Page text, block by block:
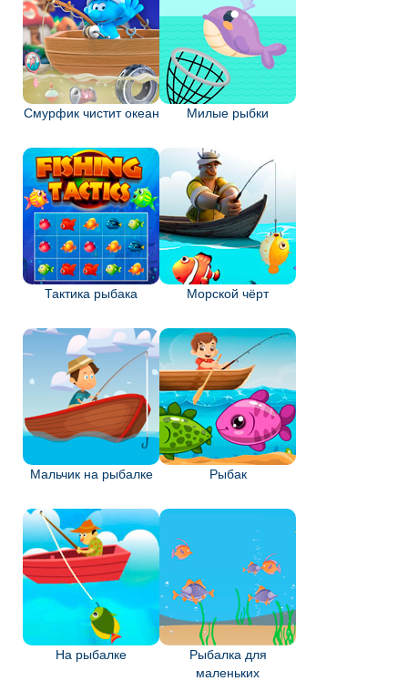
Смурфик чистит океан Милые рыбки
Тактика рыбака Морской чёрт
Мальчик на рыбалке Рыбак
На рыбалке
Рыбалка для
маленьких